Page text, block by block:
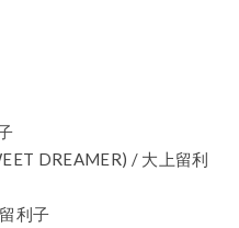
DREAMER) / 大上留利
利子